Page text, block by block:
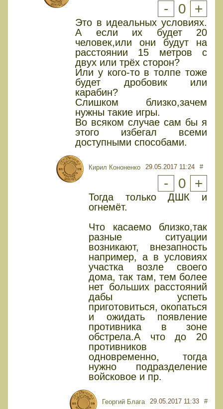
- 0 +
Это в идеальных условиях.
А если их будет 20
человек,или они будут на
расстоянии 15 метров с
двух или трёх сторон?
Или у кого-то в толпе тоже
будет дробовик или
карабин?
Слишком близко,зачем
нужны такие игры.
Во всяком случае сам бы я
этого избегал всеми
доступными способами.
Кирил Кононенко 29.05.2017 11:24 #
- 0 +
Тогда только ДШК и
огнемёт.
Что касаемо близко,так
разные ситуации
возникают, внезапность
например, а в условиях
участка возле своего
дома, так там, тем более
нет больших расстояний
дабы успеть
приготовиться, окопаться
и ожидать появление
противника в зоне
обстрела.А что до 20
противников
одновременно, тогда
нужно подразделение
войсковое и пр.
Георгий Блага 29.05.2017 11:33 #